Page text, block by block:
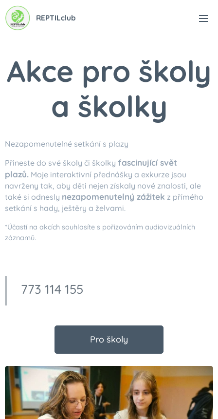
REPTILclub
Akce pro školy
a školky
Nezapomenutelné setkání s plazy
Přineste do své školy či školky fascinující svět
plazů. Moje interaktivní přednášky a exkurze jsou
navrženy tak, aby děti nejen získaly nové znalosti, ale
také si odnesly nezapomenutelný zážitek z přímého
setkání s hady, ještěry a želvami.
*Účastí na akcích souhlasíte s pořizováním audiovizuálních
záznamů.
773 114 155
Pro školy